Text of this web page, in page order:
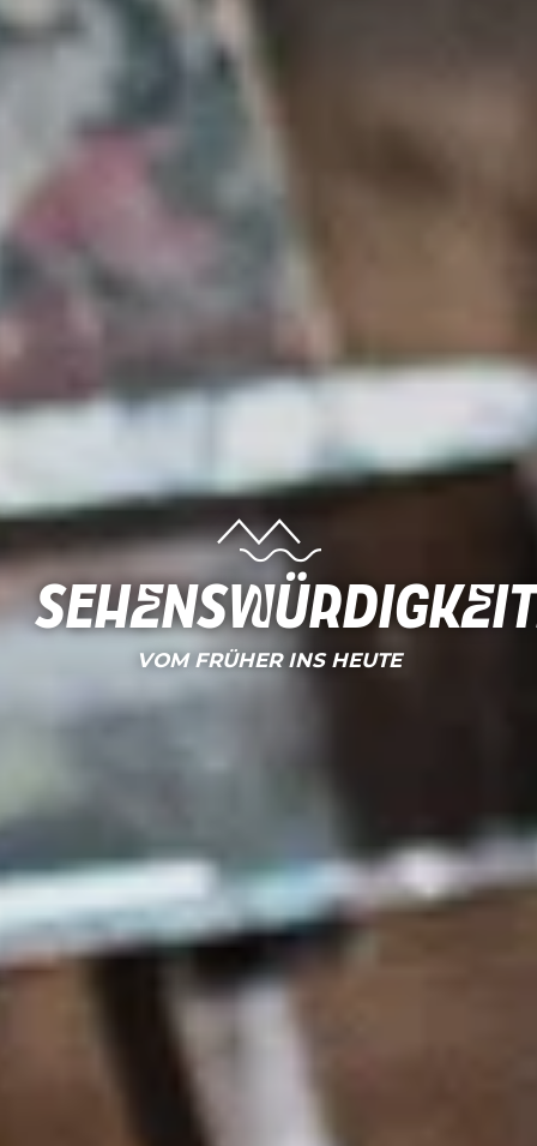
VOM FRÜHER INS HEUTE